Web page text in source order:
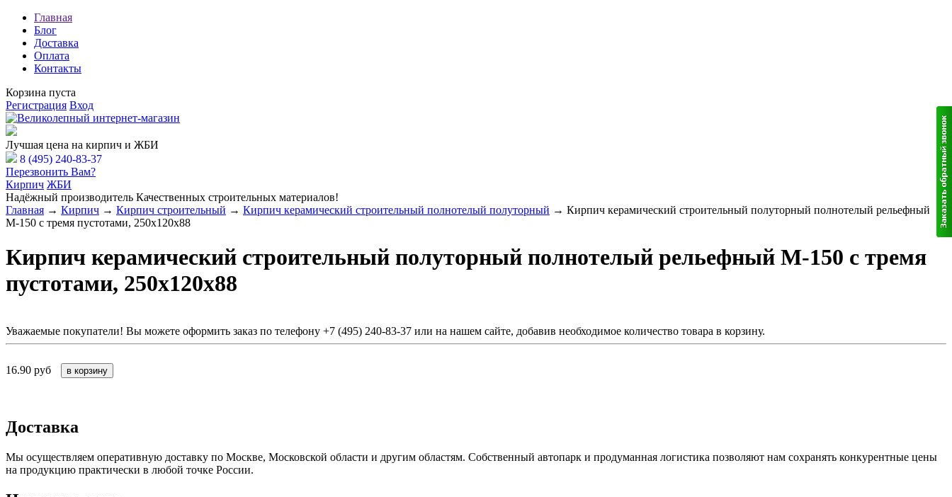
Главная
Блог
Доставка
Оплата
Контакты
Корзина пуста
Регистрация Вход
Лучшая цена на кирпич и ЖБИ
8 (495) 240-83-37
Перезвонить Вам?
Кирпич ЖБИ
Надёжный производитель Качественных строительных материалов!
Главная → Кирпич → Кирпич строительный → Кирпич керамический строительный полнотелый полуторный → Кирпич керамический строительный полуторный полнотелый рельефный
М-150 с тремя пустотами, 250х120х88
Кирпич керамический строительный полуторный полнотелый рельефный М-150 с тремя
пустотами, 250х120х88
Уважаемые покупатели! Вы можете оформить заказ по телефону +7 (495) 240-83-37 или на нашем сайте, добавив необходимое количество товара в корзину.
16.90 руб
Доставка
Мы осуществляем оперативную доставку по Москве, Московской области и другим областям. Собственный автопарк и продуманная логистика позволяют нам сохранять конкурентные цены
на продукцию практически в любой точке России.